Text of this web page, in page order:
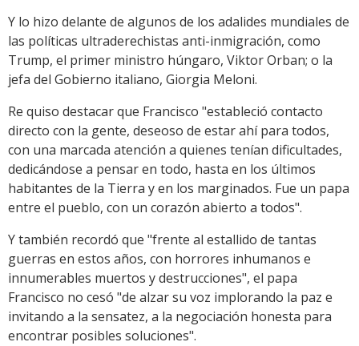
Y lo hizo delante de algunos de los adalides mundiales de
las políticas ultraderechistas anti-inmigración, como
Trump, el primer ministro húngaro, Viktor Orban; o la
jefa del Gobierno italiano, Giorgia Meloni.
Re quiso destacar que Francisco "estableció contacto
directo con la gente, deseoso de estar ahí para todos,
con una marcada atención a quienes tenían dificultades,
dedicándose a pensar en todo, hasta en los últimos
habitantes de la Tierra y en los marginados. Fue un papa
entre el pueblo, con un corazón abierto a todos".
Y también recordó que "frente al estallido de tantas
guerras en estos años, con horrores inhumanos e
innumerables muertos y destrucciones", el papa
Francisco no cesó "de alzar su voz implorando la paz e
invitando a la sensatez, a la negociación honesta para
encontrar posibles soluciones".